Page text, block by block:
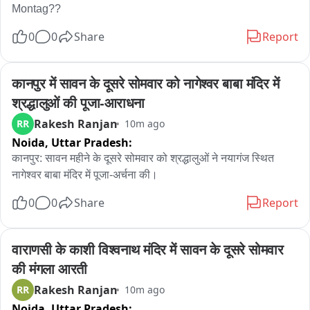
Montag??
0 0 Share Report
कानपुर में सावन के दूसरे सोमवार को नागेश्वर बाबा मंदिर में
श्रद्धालुओं की पूजा-आराधना
RR Rakesh Ranjan 10m ago
Noida, Uttar Pradesh:
कानपुर: सावन महीने के दूसरे सोमवार को श्रद्धालुओं ने नयागंज स्थित
नागेश्वर बाबा मंदिर में पूजा-अर्चना की।
0 0 Share Report
वाराणसी के काशी विश्वनाथ मंदिर में सावन के दूसरे सोमवार
की मंगला आरती
RR Rakesh Ranjan 10m ago